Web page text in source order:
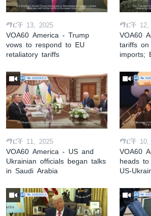
ማርች 13, 2025
VOA60 America - Trump
vows to respond to EU
retaliatory tariffs
ማርች 12,
VOA60
tariffs
imports;
ማርች 11, 2025
VOA60 America - US and
Ukrainian officials began talks
in Saudi Arabia
ማርች 10,
VOA60
heads
US-